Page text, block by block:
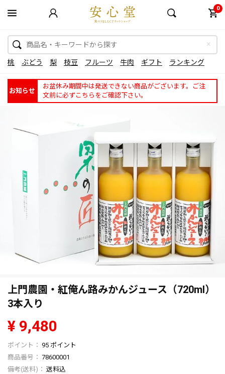
0
桃 ぶどう 梨 枝豆 フルーツ 牛肉 ギフト ランキング
お知らせ
お盆休み期間中は発送できない商品がございます。ご注
文前に必ずこちらをご確認下さい。
上門農園・紅俺ん路みかんジュース（720ml）
3本入り
¥ 9,480
95 ポイント
商品番号
78600001
送料込